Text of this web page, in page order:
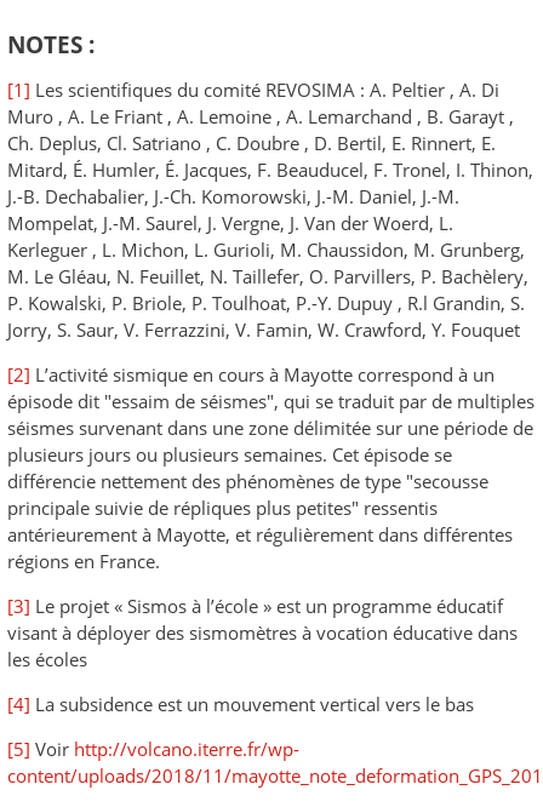
NOTES :
[1] Les scientifiques du comité REVOSIMA : A. Peltier , A. Di
Muro , A. Le Friant , A. Lemoine , A. Lemarchand , B. Garayt ,
Ch. Deplus, Cl. Satriano , C. Doubre , D. Bertil, E. Rinnert, E.
Mitard, É. Humler, É. Jacques, F. Beauducel, F. Tronel, I. Thinon,
J.-B. Dechabalier, J.-Ch. Komorowski, J.-M. Daniel, J.-M.
Mompelat, J.-M. Saurel, J. Vergne, J. Van der Woerd, L.
Kerleguer , L. Michon, L. Gurioli, M. Chaussidon, M. Grunberg,
M. Le Gléau, N. Feuillet, N. Taillefer, O. Parvillers, P. Bachèlery,
P. Kowalski, P. Briole, P. Toulhoat, P.-Y. Dupuy , R.l Grandin, S.
Jorry, S. Saur, V. Ferrazzini, V. Famin, W. Crawford, Y. Fouquet
[2] L’activité sismique en cours à Mayotte correspond à un
épisode dit "essaim de séismes", qui se traduit par de multiples
séismes survenant dans une zone délimitée sur une période de
plusieurs jours ou plusieurs semaines. Cet épisode se
différencie nettement des phénomènes de type "secousse
principale suivie de répliques plus petites" ressentis
antérieurement à Mayotte, et régulièrement dans différentes
régions en France.
[3] Le projet « Sismos à l’école » est un programme éducatif
visant à déployer des sismomètres à vocation éducative dans
les écoles
[4] La subsidence est un mouvement vertical vers le bas
[5] Voir http://volcano.iterre.fr/wp-
content/uploads/2018/11/